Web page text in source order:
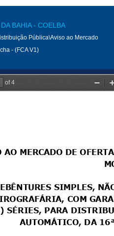
BAHIA - COELBA
Pública\Aviso ao Mercado
- (FCA V1)